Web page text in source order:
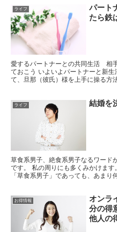
ライフ
パート
たら鉄
愛するパートナーとの共同生活 相
ておこう いよいよパートナーと新
て、旦那（彼氏）様を上手に操る方
ライフ 結婚を
草食系男子、絶食系男子なるワード
です。 私の周りにも多くみかけます
「草食系男子」であっても、あまり
お得情報
オンラ
分の得
他人の